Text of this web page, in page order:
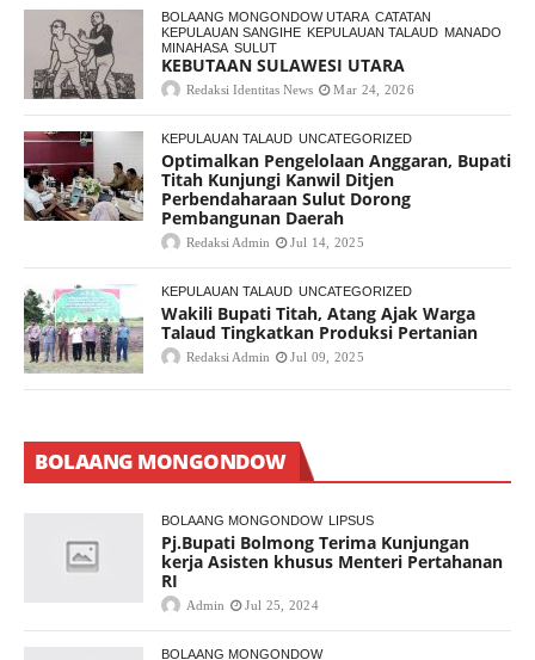
BOLAANG MONGONDOW UTARA CATATAN
KEPULAUAN SANGIHE KEPULAUAN TALAUD MANADO
MINAHASA SULUT
KEBUTAAN SULAWESI UTARA
Redaksi Identitas News Mar 24, 2026
KEPULAUAN TALAUD UNCATEGORIZED
Optimalkan Pengelolaan Anggaran, Bupati
Titah Kunjungi Kanwil Ditjen
Perbendaharaan Sulut Dorong
Pembangunan Daerah
Redaksi Admin Jul 14, 2025
KEPULAUAN TALAUD UNCATEGORIZED
Wakili Bupati Titah, Atang Ajak Warga
Talaud Tingkatkan Produksi Pertanian
Redaksi Admin Jul 09, 2025
BOLAANG MONGONDOW
BOLAANG MONGONDOW LIPSUS
Pj.Bupati Bolmong Terima Kunjungan
kerja Asisten khusus Menteri Pertahanan
RI
Admin Jul 25, 2024
BOLAANG MONGONDOW